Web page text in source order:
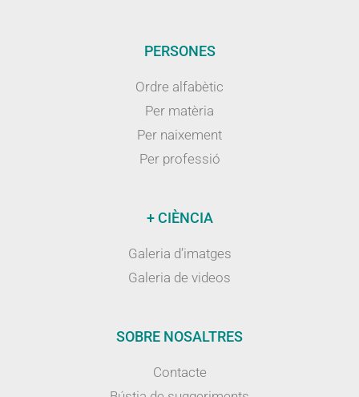
PERSONES
Ordre alfabètic
Per matèria
Per naixement
Per professió
+ CIÈNCIA
Galeria d’imatges
Galeria de videos
SOBRE NOSALTRES
Contacte